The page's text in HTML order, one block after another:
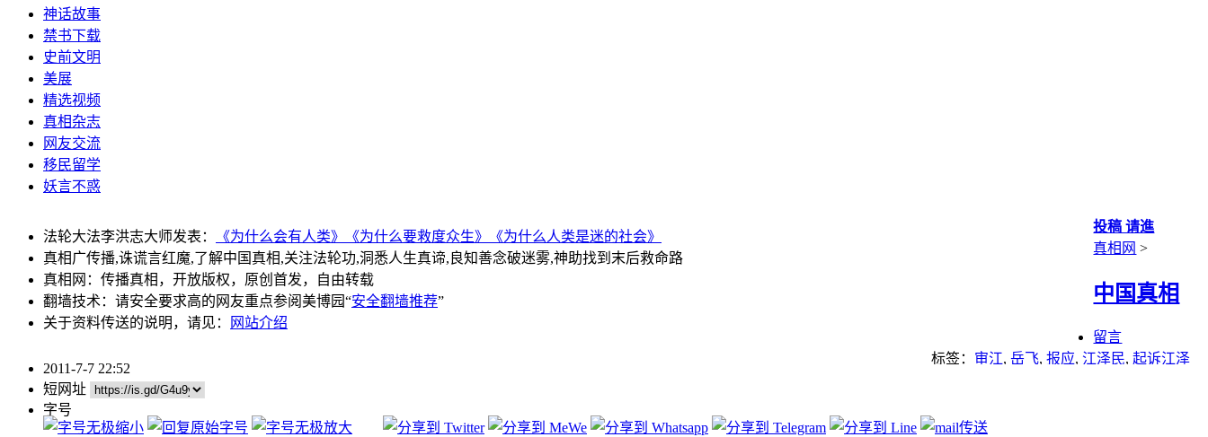
神话故事
禁书下载
史前文明
美展
精选视频
真相杂志
网友交流
移民留学
妖言不惑
法轮大法李洪志大师发表： 《为什么会有人类》 《为什么要救度众生》
《为什么人类是迷的社会》
真相广传播,诛谎言红魔,了解中国真相,关注法轮功,洞悉人生真谛,良知善念破迷雾,神助找到末后救命路
真相网：传播真相，开放版权，原创首发，自由转载
翻墙技术：请安全要求高的网友重点参阅美博园“安全翻墙推荐”
关于资料传送的说明，请见：
网站介绍
投稿 请進
真相网 >
中国真相
留言
标签： 审江, 岳飞, 报应, 江泽民, 起诉江泽
2011-7-7 22:52
短网址
字号